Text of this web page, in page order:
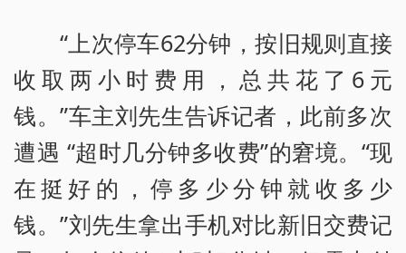
“上次停车62分钟，按旧规则直接
收取两小时费用，总共花了6元
钱。”车主刘先生告诉记者，此前多次
遭遇 “超时几分钟多收费”的窘境。“现
在挺好的，停多少分钟就收多少
钱。”刘先生拿出手机对比新旧交费记